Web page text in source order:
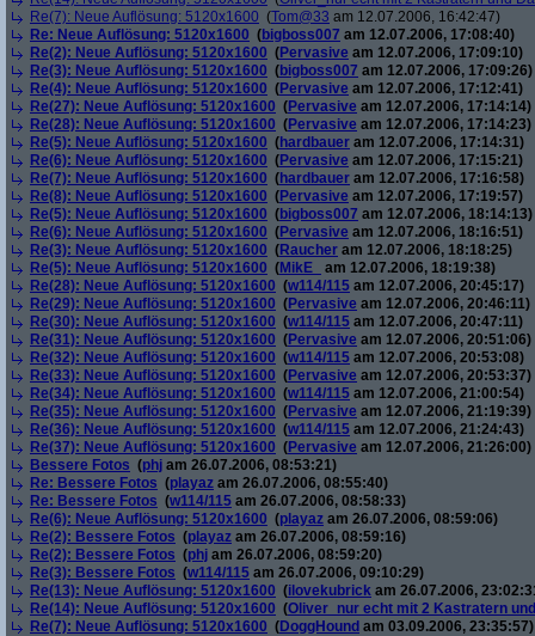
Re(7): Neue Auflösung: 5120x1600 (Tom@33 am 12.07.2006, 16:42:47)
Re: Neue Auflösung: 5120x1600 (bigboss007 am 12.07.2006, 17:08:40)
Re(2): Neue Auflösung: 5120x1600 (Pervasive am 12.07.2006, 17:09:10)
Re(3): Neue Auflösung: 5120x1600 (bigboss007 am 12.07.2006, 17:09:26)
Re(4): Neue Auflösung: 5120x1600 (Pervasive am 12.07.2006, 17:12:41)
Re(27): Neue Auflösung: 5120x1600 (Pervasive am 12.07.2006, 17:14:14)
Re(28): Neue Auflösung: 5120x1600 (Pervasive am 12.07.2006, 17:14:23)
Re(5): Neue Auflösung: 5120x1600 (hardbauer am 12.07.2006, 17:14:31)
Re(6): Neue Auflösung: 5120x1600 (Pervasive am 12.07.2006, 17:15:21)
Re(7): Neue Auflösung: 5120x1600 (hardbauer am 12.07.2006, 17:16:58)
Re(8): Neue Auflösung: 5120x1600 (Pervasive am 12.07.2006, 17:19:57)
Re(5): Neue Auflösung: 5120x1600 (bigboss007 am 12.07.2006, 18:14:13)
Re(6): Neue Auflösung: 5120x1600 (Pervasive am 12.07.2006, 18:16:51)
Re(3): Neue Auflösung: 5120x1600 (Raucher am 12.07.2006, 18:18:25)
Re(5): Neue Auflösung: 5120x1600 (MikE_
am 12.07.2006, 18:19:38)
Re(28): Neue Auflösung: 5120x1600 (w114/115 am 12.07.2006, 20:45:17)
Re(29): Neue Auflösung: 5120x1600 (Pervasive am 12.07.2006, 20:46:11)
Re(30): Neue Auflösung: 5120x1600 (w114/115 am 12.07.2006, 20:47:11)
Re(31): Neue Auflösung: 5120x1600 (Pervasive am 12.07.2006, 20:51:06)
Re(32): Neue Auflösung: 5120x1600 (w114/115 am 12.07.2006, 20:53:08)
Re(33): Neue Auflösung: 5120x1600 (Pervasive am 12.07.2006, 20:53:37)
Re(34): Neue Auflösung: 5120x1600 (w114/115 am 12.07.2006, 21:00:54)
Re(35): Neue Auflösung: 5120x1600 (Pervasive am 12.07.2006, 21:19:39)
Re(36): Neue Auflösung: 5120x1600 (w114/115 am 12.07.2006, 21:24:43)
Re(37): Neue Auflösung: 5120x1600 (Pervasive am 12.07.2006, 21:26:00)
Bessere Fotos (phj am 26.07.2006, 08:53:21)
Re: Bessere Fotos (playaz am 26.07.2006, 08:55:40)
Re: Bessere Fotos (w114/115 am 26.07.2006, 08:58:33)
Re(6): Neue Auflösung: 5120x1600 (playaz am 26.07.2006, 08:59:06)
Re(2): Bessere Fotos (playaz am 26.07.2006, 08:59:16)
Re(2): Bessere Fotos (phj am 26.07.2006, 08:59:20)
Re(3): Bessere Fotos (w114/115 am 26.07.2006, 09:10:29)
Re(13): Neue Auflösung: 5120x1600 (ilovekubrick am 26.07.2006,
Re(14): Neue Auflösung: 5120x1600 (Oliver_nur echt mit 2 Kastratern
Re(7): Neue Auflösung: 5120x1600 (DoggHound am 03.09.2006, 23:35:57)